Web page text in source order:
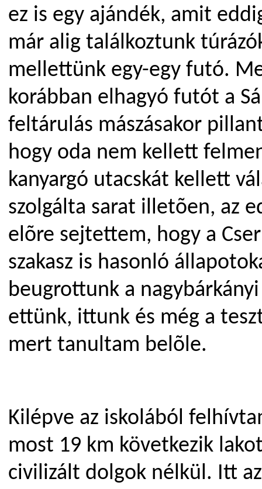
ez is egy ajándék, amit
már alig találkoztunk
mellettünk egy-egy futó.
korábban elhagyó futót a
feltárulás mászásakor
hogy oda nem kellett
kanyargó utacskát kellett
szolgálta sarat illetõen, az
elõre sejtettem, hogy a
szakasz is hasonló
beugrottunk a
ettünk, ittunk és még a
mert tanultam belõle.
Kilépve az iskolából
most 19 km következik
civilizált dolgok nélkül. Itt